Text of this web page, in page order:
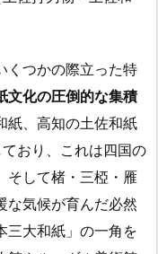
くつかの際立った特
文化の圧倒的な集積
紙、高知の土佐和紙
おり、これは四国の
そして楮・三椏・雁
な気候が育んだ必然
三大和紙」の一角を